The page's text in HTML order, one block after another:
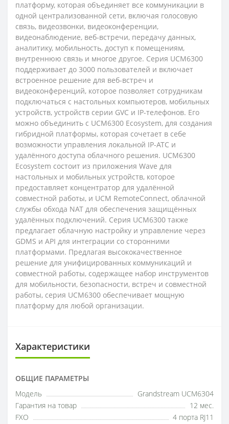
платформу, которая объединяет все коммуникации в
одной централизованной сети, включая голосовую
связь, видеозвонки, видеоконференции,
видеонаблюдение, веб-встречи, передачу данных,
аналитику, мобильность, доступ к помещениям,
внутреннюю связь и многое другое. Серия UCM6300
поддерживает до 3000 пользователей и включает
встроенное решение для веб-встреч и
видеоконференций, которое позволяет сотрудникам
подключаться с настольных компьютеров, мобильных
устройств, устройств серии GVC и IP-телефонов. Его
можно объединить с UCM6300 Ecosystem, для создания
гибридной платформы, которая сочетает в себе
возможности управления локальной IP-АТС и
удалённого доступа облачного решения. UCM6300
Ecosystem состоит из приложения Wave для
настольных и мобильных устройств, которое
предоставляет концентратор для удалённой
совместной работы, и UCM RemoteConnect, облачной
службы обхода NAT для обеспечения защищённых
удалённых подключений. Серия UCM6300 также
предлагает облачную настройку и управление через
GDMS и API для интеграции со сторонними
платформами. Предлагая высококачественное
решение для унифицированных коммуникаций и
совместной работы, содержащее набор инструментов
для мобильности, безопасности, встреч и совместной
работы, серия UCM6300 обеспечивает мощную
платформу для любой организации.
Характеристики
ОБЩИЕ ПАРАМЕТРЫ
Модель
Grandstream UCM6304
Гарантия на товар
12 мес.
FXO
4 порта RJ11